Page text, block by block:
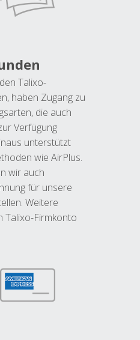
Talixo-
haben Zugang zu
die auch
Verfügung
unterstützt
wie AirPlus.
wir auch
für unsere
Weitere
Talixo-Firmkonto